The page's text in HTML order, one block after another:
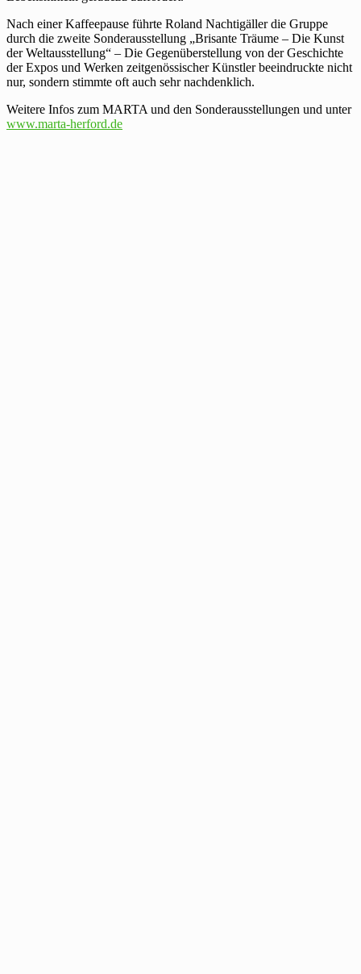
Nach einer Kaffeepause führte Roland Nachtigäller die Gruppe
durch die zweite Sonderausstellung „Brisante Träume – Die Kunst
der Weltausstellung“ – Die Gegenüberstellung von der Geschichte
der Expos und Werken zeitgenössischer Künstler beeindruckte nicht
nur, sondern stimmte oft auch sehr nachdenklich.
Weitere Infos zum MARTA und den Sonderausstellungen und unter
www.marta-herford.de